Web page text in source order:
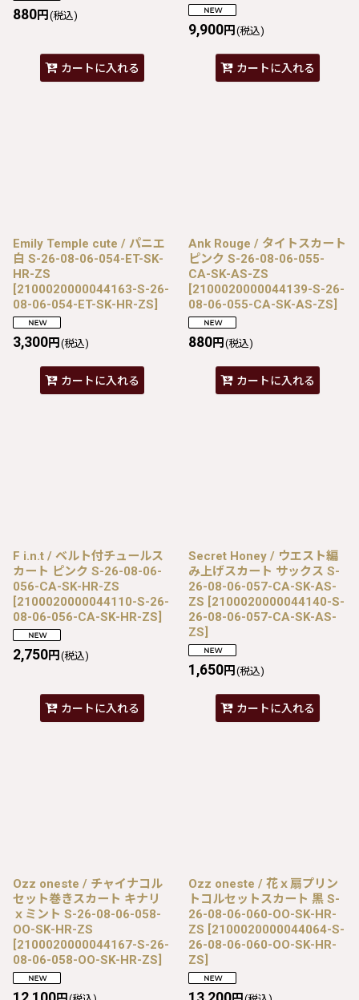
880円 (税込)
カートに入れる
9,900円 (税込)
カートに入れる
Emily Temple cute / パニエ
白 S-26-08-06-054-ET-SK-
HR-ZS
[2100020000044163-S-26-
08-06-054-ET-SK-HR-ZS]
3,300円 (税込)
カートに入れる
Ank Rouge / タイトスカート
ピンク S-26-08-06-055-
CA-SK-AS-ZS
[2100020000044139-S-26-
08-06-055-CA-SK-AS-ZS]
880円 (税込)
カートに入れる
F i.n.t / ベルト付チュールス
カート ピンク S-26-08-06-
056-CA-SK-HR-ZS
[2100020000044110-S-26-
08-06-056-CA-SK-HR-ZS]
2,750円 (税込)
カートに入れる
Secret Honey / ウエスト編
み上げスカート サックス S-
26-08-06-057-CA-SK-AS-
ZS [2100020000044140-S-
26-08-06-057-CA-SK-AS-
ZS]
1,650円 (税込)
カートに入れる
Ozz oneste / チャイナコル
セット巻きスカート キナリ
ｘミント S-26-08-06-058-
OO-SK-HR-ZS
[2100020000044167-S-26-
08-06-058-OO-SK-HR-ZS]
Ozz oneste / 花ｘ扇プリン
トコルセットスカート 黒 S-
26-08-06-060-OO-SK-HR-
ZS [2100020000044064-S-
26-08-06-060-OO-SK-HR-
ZS]